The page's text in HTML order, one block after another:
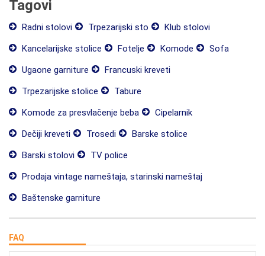
Tagovi
Radni stolovi Trpezarijski sto
Klub stolovi
Kancelarijske stolice
Fotelje Komode
Sofa
Ugaone garniture
Francuski kreveti
Trpezarijske stolice
Tabure
Komode za presvlačenje beba
Cipelarnik
Dečiji kreveti
Trosedi
Barske stolice
Barski stolovi
TV police
Prodaja vintage nameštaja, starinski nameštaj
Baštenske garniture
FAQ